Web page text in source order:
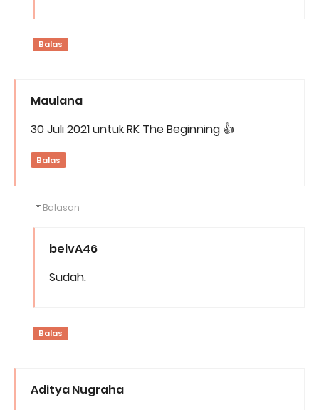
Balas
Maulana
30 Juli 2021 untuk RK The Beginning 👍
Balas
Balasan
belvA46
Sudah.
Balas
Aditya Nugraha